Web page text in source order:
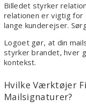
Billedet styrker
relationen er vigtig for
lange kunderejser.
Logoet gør, at din
styrker brandet, hver
kontekst.
Hvilke Værktøjer
Mailsignaturer?